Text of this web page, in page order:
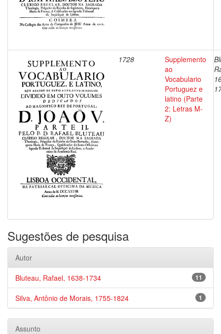
1728
Supplemento
ao
Vocabulario
Portuguez e
latino (Parte
2: Letras M-
Z)
Sugestões de pesquisa
Autor
11
Bluteau, Rafael, 1638-1734
1
Silva, Antônio de Morais, 1755-1824
Assunto